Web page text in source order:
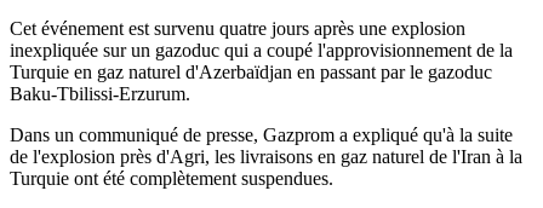
Cet événement est survenu quatre jours après une explosion
inexpliquée sur un gazoduc qui a coupé l'approvisionnement de la
Turquie en gaz naturel d'Azerbaïdjan en passant par le gazoduc
Baku-Tbilissi-Erzurum.
Dans un communiqué de presse, Gazprom a expliqué qu'à la suite
de l'explosion près d'Agri, les livraisons en gaz naturel de l'Iran à la
Turquie ont été complètement suspendues.